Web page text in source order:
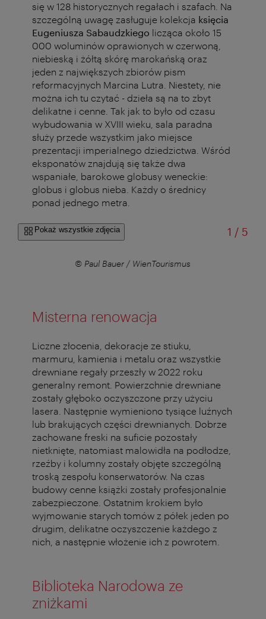
się w 128 historycznych regałach i szafach. Na
szczególną uwagę zasługuje kolekcja księcia
Eugeniusza Sabaudzkiego licząca około 15
000 woluminów oprawionych w czerwoną,
niebieską i żółtą skórę marokańską oraz
jeden z największych zbiorów pism
reformacyjnych Marcina Lutra. Niestety, nie
można ich tu czytać - dzieła są na to zbyt
delikatne i cenne. Tak jak to było od czasu
wybudowania w XVIII wieku, sala paradna
służy przede wszystkim jako miejsce
prezentacji imperialnego dziedzictwa. Wśród
eksponatów znajdują się także dwa
wspaniałe, barokowe globusy weneckie:
globus i globus nieba. Każdy o średnicy
ponad jednego metra.
Pokaż wszystkie zdjęcia 1 /od
5
© Paul Bauer / WienTourismus
Misterna renowacja
Liczne złocenia, dekoracje ze stiuku,
marmuru, kamienia i metalu oraz wszystkie
drewniane regały przeszły w 2022 roku
generalny remont. Powierzchnie drewniane
zostały głęboko oczyszczone przy użyciu
lasera. Następnie wymieniono tysiące luźnych
lub brakujących części drewnianych. Dobrze
zachowane freski na suficie pozostały
nietknięte, natomiast malowidła na podłodze,
rzeźby i kolumny zostały objęte szczególną
troską zespołu konserwatorów. Na czas
budowy cenne książki zostały profesjonalnie
zabezpieczone. Ostatnim krokiem było
wyjmowanie starych tomów z półek jeden po
drugim, delikatne oczyszczenie każdego z
nich, a następnie włożenie ich z powrotem.
Biblioteka Narodowa ze
zniżkami